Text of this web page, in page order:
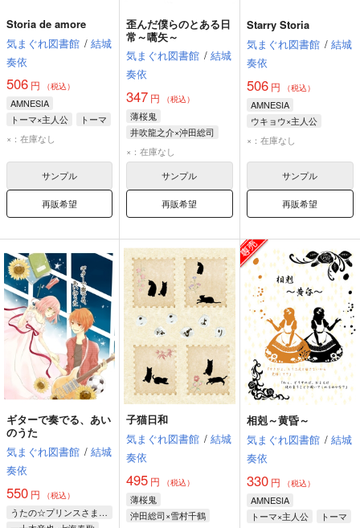
Storia de amore
気まぐれ図書館 / 結城
奏依
506 円 （税込）
AMNESIA
トーマ×主人公
トーマ
主人公
×：在庫なし
サンプル
再販希望
歪んだ僕らのとある日
常～嚆矢～
気まぐれ図書館 / 結城
奏依
347 円 （税込）
薄桜鬼
井吹龍之介×沖田総司
井吹龍之介
×：在庫なし
サンプル
再販希望
Starry Storia
気まぐれ図書館 / 結城
奏依
506円 （税込）
AMNESIA
ウキョウ×主人公
ウキョウ
×：在庫なし
サンプル
再販希望
ギターで奏でる、あい
のうた
気まぐれ図書館 / 結城
奏依
550 円 （税込）
うたの☆プリンスさまっ♪
子猫日和
気まぐれ図書館 / 結城
奏依
495 円 （税込）
薄桜鬼
沖田総司×雪村千鶴
相剋～黄昏～
気まぐれ図書館 / 結城
奏依
330円 （税込）
AMNESIA
トーマ×主人公
トーマ